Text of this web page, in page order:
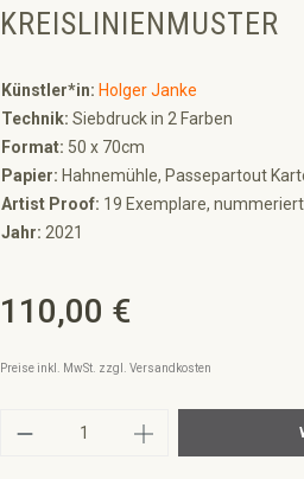
KREISLINIENMUSTER
Künstler*in: Holger Janke
Technik: Siebdruck in 2 Farben
Format: 50 x 70cm
Papier: Hahnemühle, Passepartout
Artist Proof: 19 Exemplare,
Jahr: 2021
Regulärer Preis:
110,00 €
Preise inkl. MwSt. zzgl. Versandkosten
Produkt Anzahl: Gib